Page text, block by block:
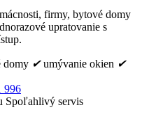
firmy, bytové domy
upratovanie s
domy ✔umývanie okien ✔
996
Spoľahlivý servis